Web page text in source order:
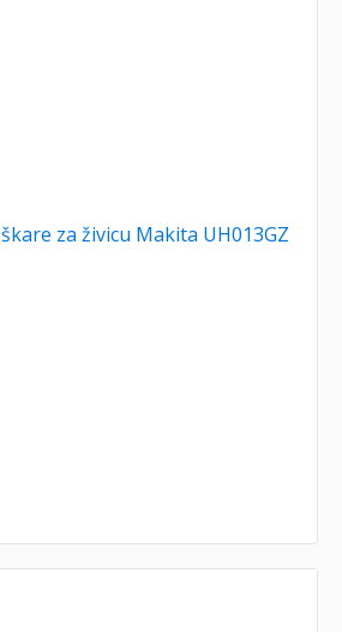
za živicu Makita UH013GZ